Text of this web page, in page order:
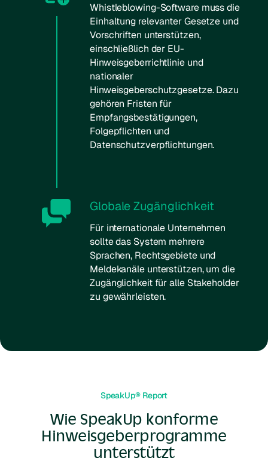
Whistleblowing-Software muss die
Einhaltung relevanter Gesetze und
Vorschriften unterstützen,
einschließlich der EU-
Hinweisgeberrichtlinie und
nationaler
Hinweisgeberschutzgesetze. Dazu
gehören Fristen für
Empfangsbestätigungen,
Folgepflichten und
Datenschutzverpflichtungen.
Globale Zugänglichkeit
Für internationale Unternehmen
sollte das System mehrere
Sprachen, Rechtsgebiete und
Meldekanäle unterstützen, um die
Zugänglichkeit für alle Stakeholder
zu gewährleisten.
SpeakUp® Report
Wie SpeakUp konforme
Hinweisgeberprogramme
unterstützt